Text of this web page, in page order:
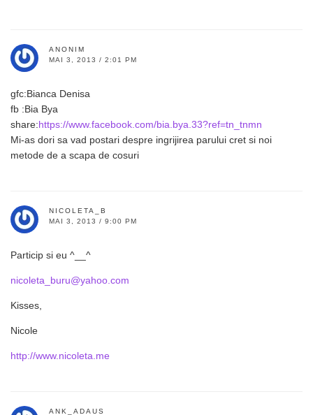
ANONIM
MAI 3, 2013 / 2:01 PM
gfc:Bianca Denisa
fb :Bia Bya
share:https://www.facebook.com/bia.bya.33?ref=tn_tnmn
Mi-as dori sa vad postari despre ingrijirea parului cret si noi
metode de a scapa de cosuri
NICOLETA_B
MAI 3, 2013 / 9:00 PM
Particip si eu ^__^
nicoleta_buru@yahoo.com
Kisses,
Nicole
http://www.nicoleta.me
ANK_ADAUS